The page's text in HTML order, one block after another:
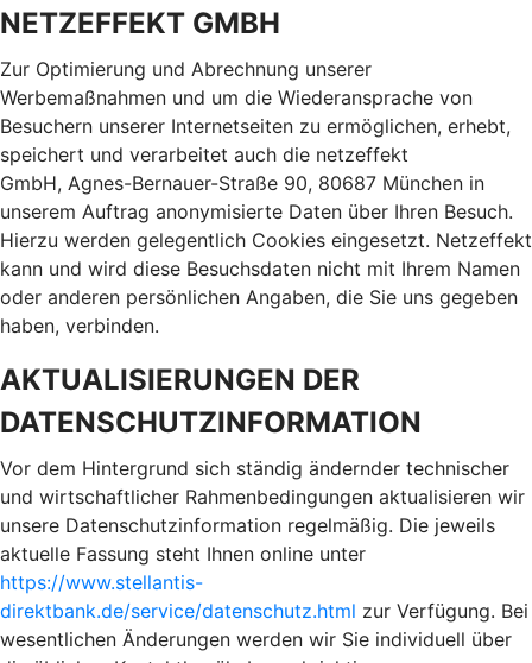
NETZEFFEKT GMBH
Zur Optimierung und Abrechnung unserer
Werbemaßnahmen und um die Wiederansprache von
Besuchern unserer Internetseiten zu ermöglichen, erhebt,
speichert und verarbeitet auch die netzeffekt
GmbH, Agnes-Bernauer-Straße 90, 80687 München in
unserem Auftrag anonymisierte Daten über Ihren Besuch.
Hierzu werden gelegentlich Cookies eingesetzt. Netzeffekt
kann und wird diese Besuchsdaten nicht mit Ihrem Namen
oder anderen persönlichen Angaben, die Sie uns gegeben
haben, verbinden.
AKTUALISIERUNGEN DER
DATENSCHUTZINFORMATION
Vor dem Hintergrund sich ständig ändernder technischer
und wirtschaftlicher Rahmenbedingungen aktualisieren wir
unsere Datenschutzinformation regelmäßig. Die jeweils
aktuelle Fassung steht Ihnen online unter
https://www.stellantis-
direktbank.de/service/datenschutz.html zur Verfügung. Bei
wesentlichen Änderungen werden wir Sie individuell über